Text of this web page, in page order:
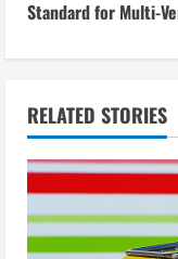
i
n
u
e
R
Standard for Multi-
RELATED STORIES